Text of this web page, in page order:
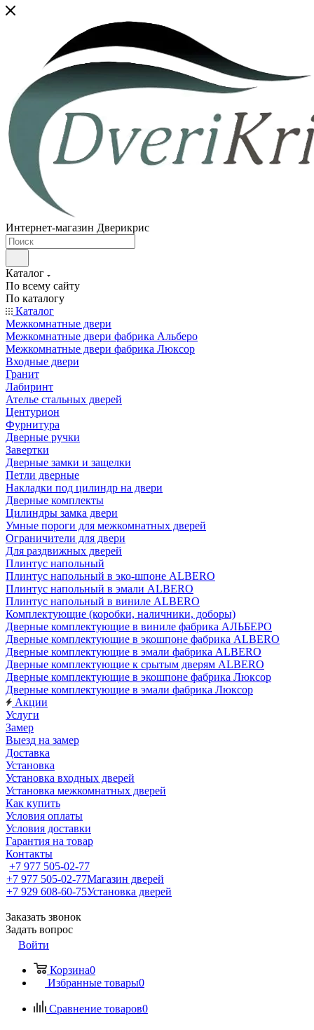
Интернет-магазин Дверикрис
Каталог
По всему сайту
По каталогу
Каталог
Межкомнатные двери
Межкомнатные двери фабрика Альберо
Межкомнатные двери фабрика Люксор
Входные двери
Гранит
Лабиринт
Ателье стальных дверей
Центурион
Фурнитура
Дверные ручки
Завертки
Дверные замки и защелки
Петли дверные
Накладки под цилиндр на двери
Дверные комплекты
Цилиндры замка двери
Умные пороги для межкомнатных дверей
Ограничители для двери
Для раздвижных дверей
Плинтус напольный
Плинтус напольный в эко-шпоне ALBERO
Плинтус напольный в эмали ALBERO
Плинтус напольный в виниле ALBERO
Комплектующие (коробки, наличники, доборы)
Дверные комплектующие в виниле фабрика АЛЬБЕРО
Дверные комплектующие в экошпоне фабрика ALBERO
Дверные комплектующие в эмали фабрика ALBERO
Дверные комплектующие к срытым дверям ALBERO
Дверные комплектующие в экошпоне фабрика Люксор
Дверные комплектующие в эмали фабрика Люксор
Акции
Услуги
Замер
Выезд на замер
Доставка
Установка
Установка входных дверей
Установка межкомнатных дверей
Как купить
Условия оплаты
Условия доставки
Гарантия на товар
Контакты
+7 977 505-02-77
+7 977 505-02-77Магазин дверей
+7 929 608-60-75Установка дверей
Заказать звонок
Задать вопрос
Войти
Корзина0
Избранные товары0
Сравнение товаров0